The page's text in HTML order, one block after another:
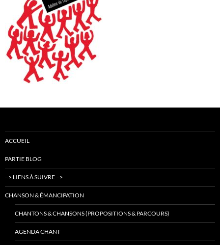
ACCUEIL
PARTIE BLOG
=> LIENS À SUIVRE =>
CHANSON & ÉMANCIPATION
CHANTONS & CHANSONS (PROPOSITIONS & PARCOURS)
AGENDA CHANT